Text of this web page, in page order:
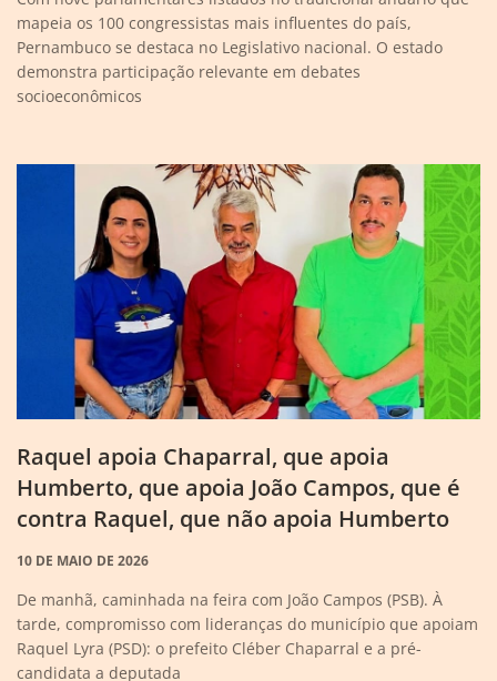
mapeia os 100 congressistas mais influentes do país,
Pernambuco se destaca no Legislativo nacional. O estado
demonstra participação relevante em debates
socioeconômicos
Raquel apoia Chaparral, que apoia
Humberto, que apoia João Campos, que é
contra Raquel, que não apoia Humberto
10 DE MAIO DE 2026
De manhã, caminhada na feira com João Campos (PSB). À
tarde, compromisso com lideranças do município que apoiam
Raquel Lyra (PSD): o prefeito Cléber Chaparral e a pré-
candidata a deputada